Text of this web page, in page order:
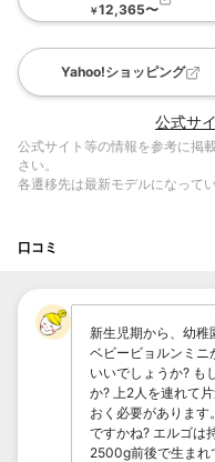
￥12,365〜
Yahoo!ショッピング
公式サ
公式サイト等の情報を参考に掲
さい。
各遷移先は最新モデルになって
口コミ
新生児期から、幼稚
ベビービョルンミニ
いいでしょうか? も
か? 上2人を連れて
おく必要があります
ですかね? エルゴは
2500g前後で生まれ